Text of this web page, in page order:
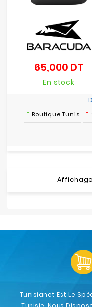
65,000 DTPrix
En stock
Boutique Tunis
Affichage
Tunisianet Est Le
Tunisie. Nous